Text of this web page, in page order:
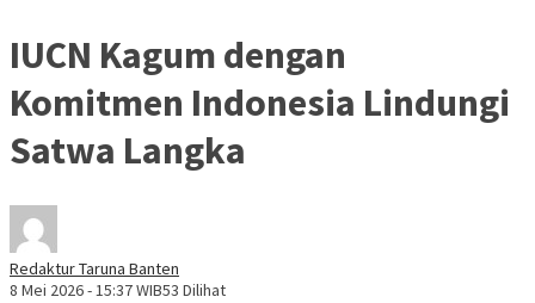
IUCN Kagum dengan
Komitmen Indonesia Lindungi
Satwa Langka
Redaktur Taruna Banten
8 Mei 2026 - 15:37 WIB53 Dilihat